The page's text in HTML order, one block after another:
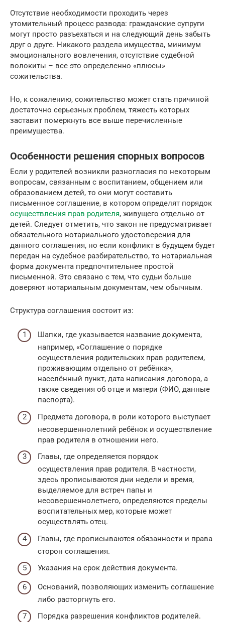
Отсутствие необходимости проходить через
утомительный процесс развода: гражданские супруги
могут просто разъехаться и на следующий день забыть
друг о друге. Никакого раздела имущества, минимум
эмоционального вовлечения, отсутствие судебной
волокиты – все это определенно «плюсы»
сожительства.
Но, к сожалению, сожительство может стать причиной
достаточно серьезных проблем, тяжесть которых
заставит померкнуть все выше перечисленные
преимущества.
Особенности решения спорных вопросов
Если у родителей возникли разногласия по некоторым
вопросам, связанным с воспитанием, общением или
образованием детей, то они могут составить
письменное соглашение, в котором определят порядок
осуществления прав родителя, живущего отдельно от
детей. Следует отметить, что закон не предусматривает
обязательного нотариального удостоверения для
данного соглашения, но если конфликт в будущем будет
передан на судебное разбирательство, то нотариальная
форма документа предпочтительнее простой
письменной. Это связано с тем, что судьи больше
доверяют нотариальным документам, чем обычным.
Структура соглашения состоит из:
Шапки, где указывается название документа,
например, «Соглашение о порядке
осуществления родительских прав родителем,
проживающим отдельно от ребёнка»,
населённый пункт, дата написания договора, а
также сведения об отце и матери (ФИО, данные
паспорта).
Предмета договора, в роли которого выступает
несовершеннолетний ребёнок и осуществление
прав родителя в отношении него.
Главы, где определяется порядок
осуществления прав родителя. В частности,
здесь прописываются дни недели и время,
выделяемое для встреч папы и
несовершеннолетнего, определяются пределы
воспитательных мер, которые может
осуществлять отец.
Главы, где прописываются обязанности и права
сторон соглашения.
Указания на срок действия документа.
Оснований, позволяющих изменить соглашение
либо расторгнуть его.
Порядка разрешения конфликтов родителей.